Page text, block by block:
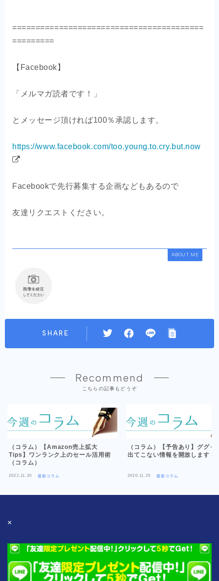
=========================================
=========
【Facebook】
「メルマガ読者です！」
とメッセージ頂ければ100％承認します。
https://www.facebook.com/too.young.to.cry.but.now
Facebookで先行募集する企画などもあるので
友達リクエストください。
ABOUT ME
SHARE
Recommend
こちらの記事もどうぞ
（コラム）【Amazon売上拡大
Tips】ワンランク上のセール活用術
（コラム）
2022.11.30 最新コラム
（コラム）【予告あり】ググっ
出てこない情報を開放します
2020.11.25 最新コラム
×